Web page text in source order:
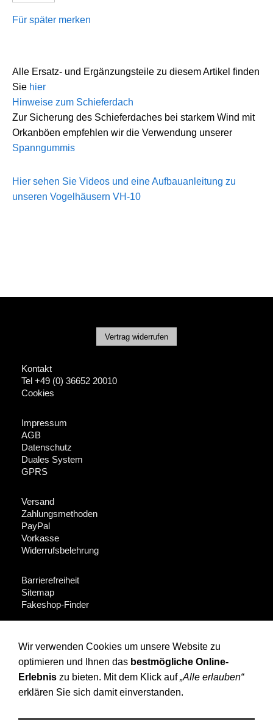
Für später merken
Alle Ersatz- und Ergänzungsteile zu diesem Artikel finden
Sie hier
Hinweise zum Schieferdach
Zur Sicherung des Schieferdaches bei starkem Wind mit
Orkanböen empfehlen wir die Verwendung unserer
Spanngummis
Hier sehen Sie Videos und eine Aufbauanleitung zu
unseren Vogelhäusern VH-10
Vertrag widerrufen
Kontakt
Tel +49 (0) 36652 20010
Cookies
Impressum
AGB
Datenschutz
Duales System
GPRS
Versand
Zahlungsmethoden
PayPal
Vorkasse
Widerrufsbelehrung
Barrierefreiheit
Sitemap
Fakeshop-Finder
Instagram
Facebook
und Texte sind urheberrechtlich, viele Produkte zusätzlich
Wir verwenden Cookies um unsere Website zu
optimieren und Ihnen das bestmögliche Online-
Erlebnis zu bieten. Mit dem Klick auf„Alle erlauben“
erklären Sie sich damit einverstanden.